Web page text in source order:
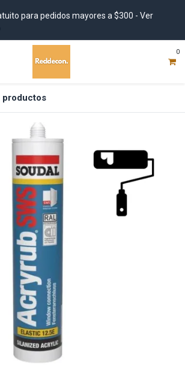
para pedidos mayores a $300 - Ver
0
productos